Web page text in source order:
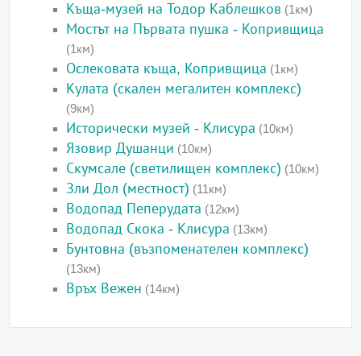
Къща-музей на Тодор Каблешков (1км)
Мостът на Първата пушка - Копривщица
(1км)
Ослековата къща, Копривщица (1км)
Кулата (скален мегалитен комплекс)
(9км)
Исторически музей - Клисура (10км)
Язовир Душанци (10км)
Скумсале (светилищен комплекс) (10км)
Зли Дол (местност) (11км)
Водопад Пеперудата (12км)
Водопад Скока - Клисура (13км)
Бунтовна (възпоменателен комплекс)
(13км)
Връх Вежен (14км)